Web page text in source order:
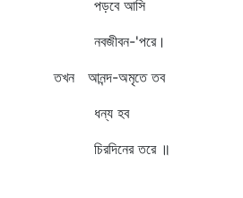
পড়বে আসি
নবজীবন-'পরে।
তখন আনন্দ-অমৃতে তব
ধন্য হব
চিরদিনের তরে ॥